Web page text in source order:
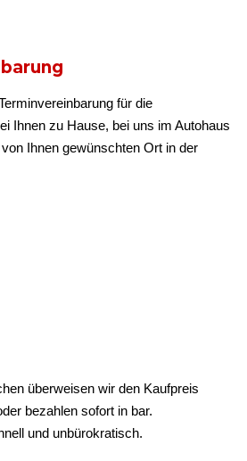
für die
Ihnen zu Hause, bei uns im Autohaus
Ihnen gewünschten Ort in der
überweisen wir den Kaufpreis
bezahlen sofort in bar.
und unbürokratisch.